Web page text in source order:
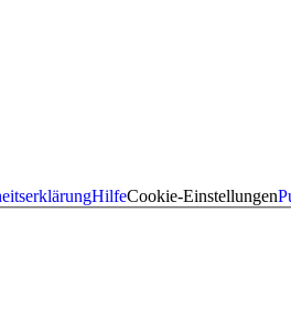
HilfeCookie-Einstellungen